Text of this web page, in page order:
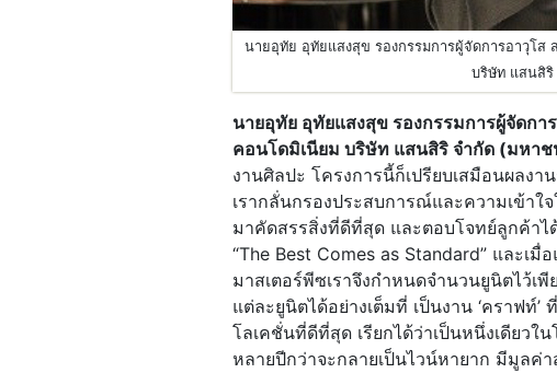
นายอุทัย อุทัยแสงสุข รองกรรมการผู้จัดการอาวุโ
บริษัท แสนสิ
นายอุทัย อุทัยแสงสุข รองกรรมการผู้จัดก
คอนโดมิเนียม บริษัท แสนสิริ จำกัด (มหาช
งานศิลปะ โครงการนี้ก็เปรียบเสมือนผลง
เรากลั่นกรองประสบการณ์และความเข้า
มาคัดสรรสิ่งที่ดีที่สุด และตอบโจทย์ลูกค้า
“The Best Comes as Standard” และเ
มาสเตอร์พีซเราจึงกำหนดจำนวนยูนิตไว้เ
แต่ละยูนิตได้อย่างเต็มที่ เป็นงาน ‘คราฟท์
โลเคชั่นที่ดีที่สุด เรียกได้ว่าเป็นหนึ่งเดียวใ
หลายปีกว่าจะกลายเป็นไวน์หายาก มีมูลค่